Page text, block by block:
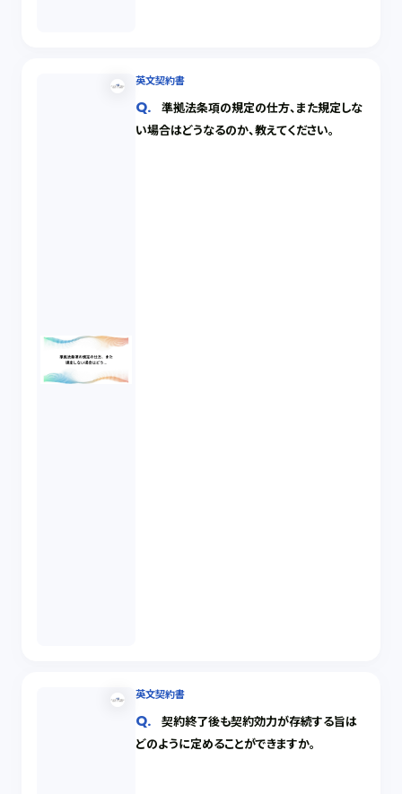
英文契約書
準拠法条項の規定の仕方、また規定しな
い場合はどうなるのか、教えてください。
英文契約書
契約終了後も契約効力が存続する旨は
どのように定めることができますか。